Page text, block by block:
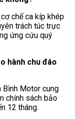
chế ca kíp khép
trách túc trực
ứng cứu quý
hành chu đáo
Bình Motor cung
chính sách bảo
12 tháng.